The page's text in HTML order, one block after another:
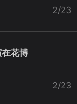
2/23
花博
2/23